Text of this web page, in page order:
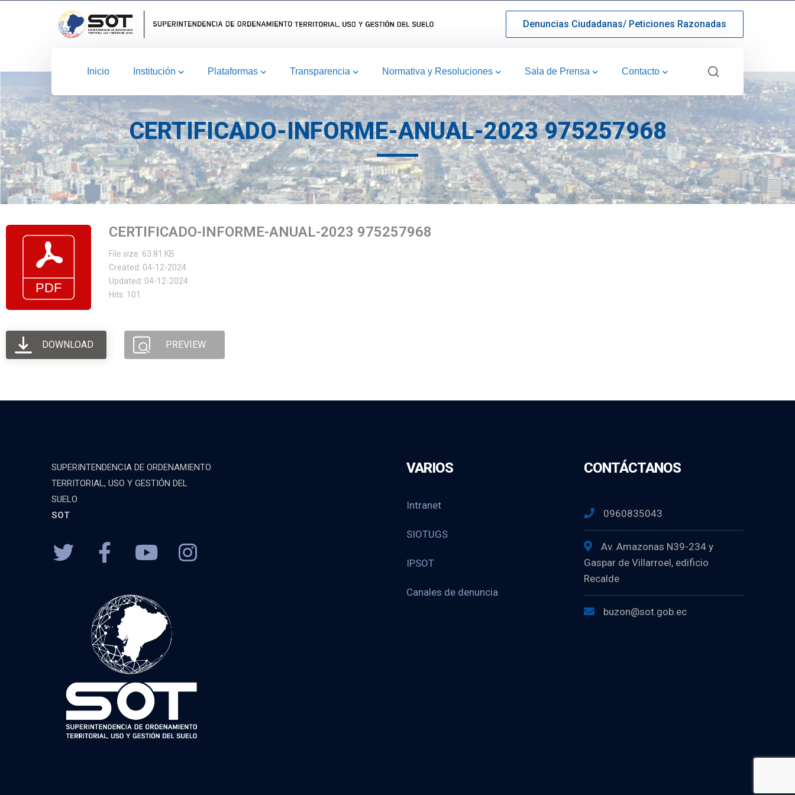
Denuncias Ciudadanas/ Peticiones Razonadas
Inicio Institución Plataformas Transparencia Normativa y Resoluciones Sala de Prensa Contacto
CERTIFICADO-INFORME-ANUAL-2023 975257968
CERTIFICADO-INFORME-ANUAL-2023 975257968
File size: 63.81 KB
Created: 04-12-2024
Updated: 04-12-2024
Hits: 101
DOWNLOAD PREVIEW
SUPERINTENDENCIA DE ORDENAMIENTO
TERRITORIAL, USO Y GESTIÓN DEL
SUELO
SOT
VARIOS
Intranet
SIOTUGS
IPSOT
Canales de denuncia
CONTÁCTANOS
0960835043
Av. Amazonas N39-234 y
Gaspar de Villarroel, edificio
Recalde
buzon@sot.gob.ec